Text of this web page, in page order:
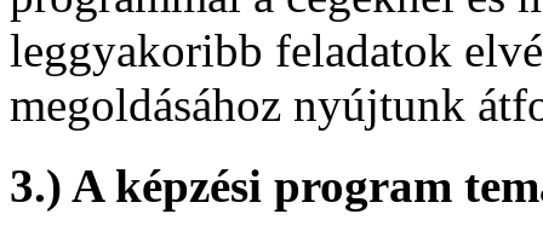
leggyakoribb feladatok
megoldásához nyújtunk
3.) A képzési program